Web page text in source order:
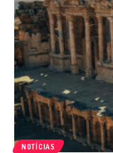
NOTÍCIAS